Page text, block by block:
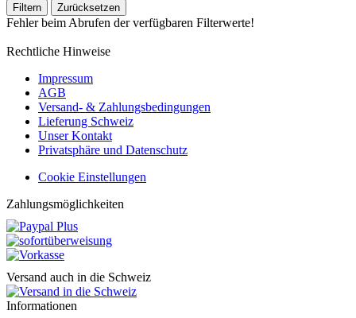
Filtern Zurücksetzen
Fehler beim Abrufen der verfügbaren Filterwerte!
Rechtliche Hinweise
Impressum
AGB
Versand- & Zahlungsbedingungen
Lieferung Schweiz
Unser Kontakt
Privatsphäre und Datenschutz
Cookie Einstellungen
Zahlungsmöglichkeiten
Versand auch in die Schweiz
Informationen